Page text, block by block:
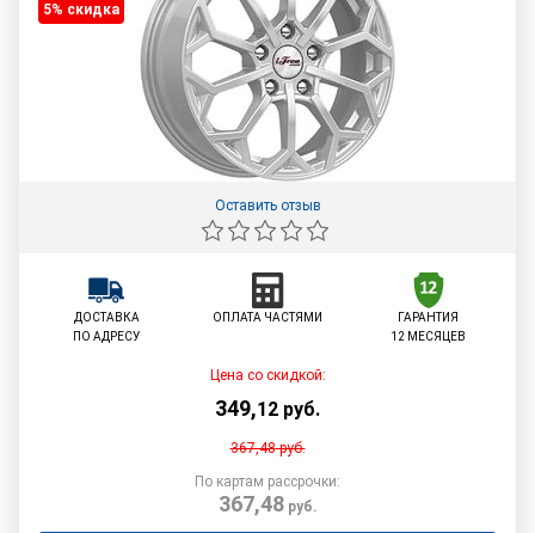
5% cкидка
Оставить отзыв
ДОСТАВКА
ПО АДРЕСУ
ОПЛАТА ЧАСТЯМИ
ГАРАНТИЯ
12 МЕСЯЦЕВ
Цена со скидкой:
349,12 руб.
367,48руб.
По картам рассрочки:
367,48руб.